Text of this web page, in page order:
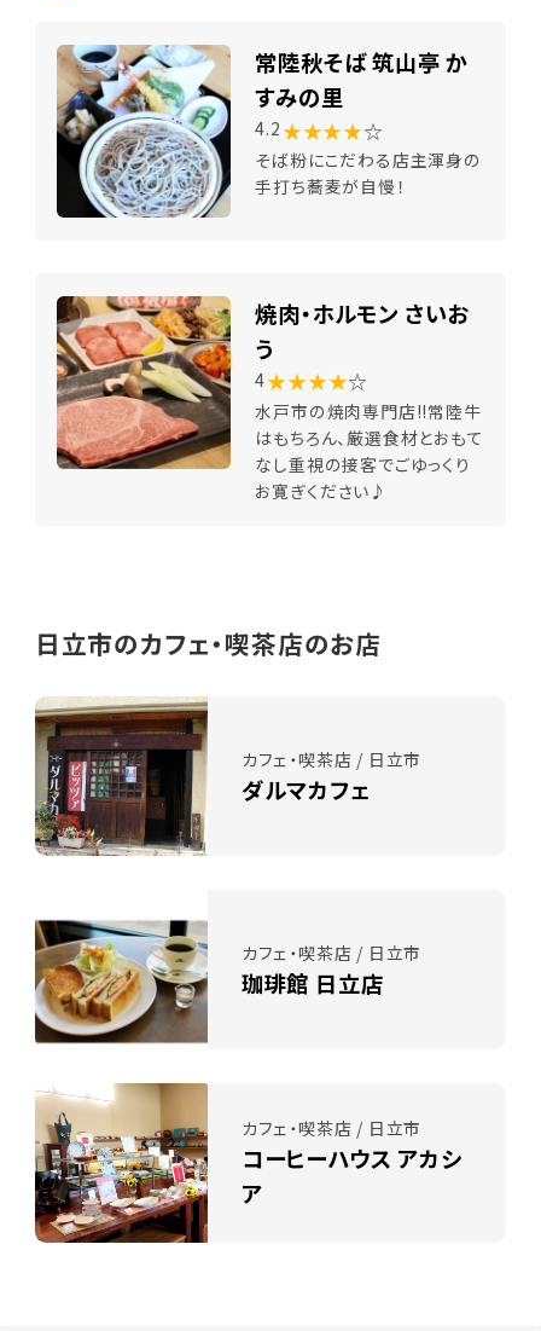
常陸秋そば 筑山亭 か
すみの里
4.2 ★★★★☆
そば粉にこだわる店主渾身の
手打ち蕎麦が自慢！
焼肉・ホルモン さいお
う
4★★★★☆
水戸市の焼肉専門店!!常陸牛
はもちろん、厳選食材とおもて
なし重視の接客でごゆっくり
お寛ぎください♪
日立市のカフェ・喫茶店のお店
カフェ・喫茶店 / 日立市
ダルマカフェ
カフェ・喫茶店 / 日立市
珈琲館 日立店
カフェ・喫茶店 / 日立市
コーヒーハウス アカシ
ア